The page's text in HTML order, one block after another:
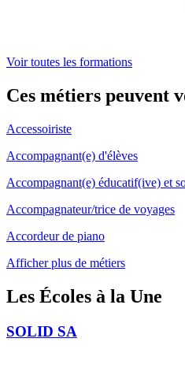
Voir toutes les formations
Ces métiers peuvent
Accessoiriste
Accompagnant(e) d'élèves
Accompagnant(e) éducatif(ive) et
Accompagnateur/trice de voyages
Accordeur de piano
Afficher plus de métiers
Les Écoles à la Une
SOLID SA